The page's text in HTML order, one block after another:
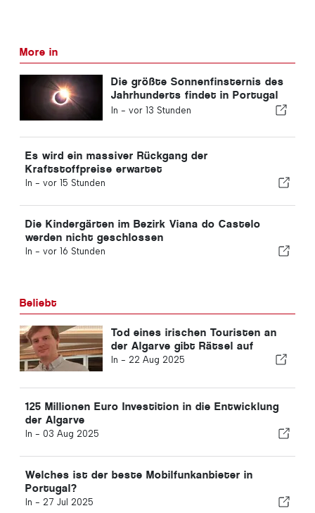
More in
Die größte Sonnenfinsternis des
Jahrhunderts findet in Portugal
statt
In - vor 13 Stunden
Es wird ein massiver Rückgang der
Kraftstoffpreise erwartet
In - vor 15 Stunden
Die Kindergärten im Bezirk Viana do Castelo
werden nicht geschlossen
In - vor 16 Stunden
Beliebt
Tod eines irischen Touristen an
der Algarve gibt Rätsel auf
In - 22 Aug 2025
125 Millionen Euro Investition in die Entwicklung
der Algarve
In - 03 Aug 2025
Welches ist der beste Mobilfunkanbieter in
Portugal?
In - 27 Jul 2025